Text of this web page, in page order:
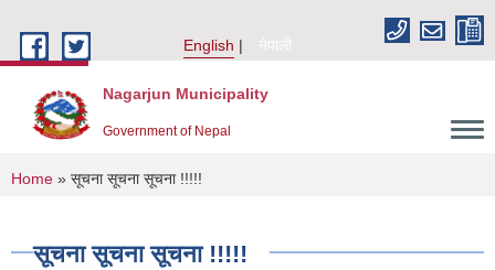
English
नेपाली
Nagarjun Municipality
Government of Nepal
You are here
Home » सूचना सूचना सूचना !!!!!
सूचना सूचना सूचना !!!!!